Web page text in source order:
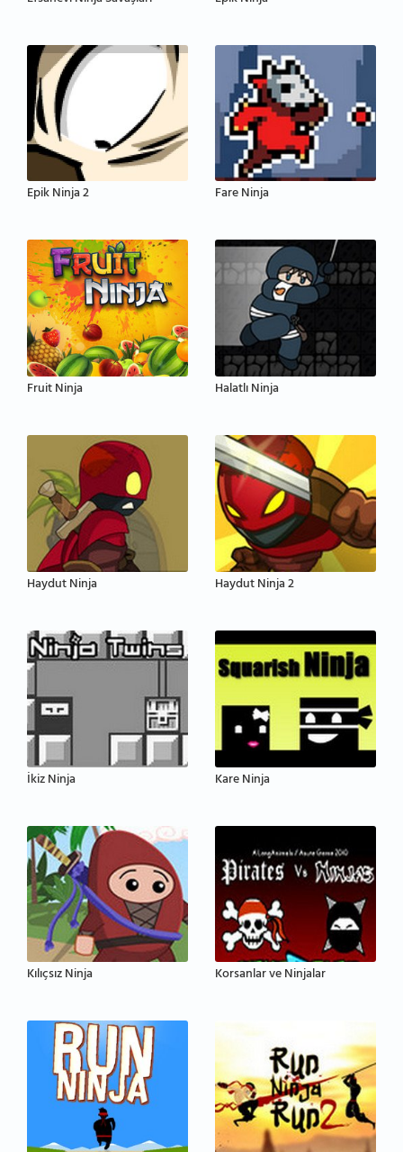
Epik Ninja 2 Fare Ninja
Fruit Ninja Halatlı Ninja
Haydut Ninja Haydut Ninja 2
İkiz Ninja Kare Ninja
Kılıçsız Ninja Korsanlar ve Ninjalar